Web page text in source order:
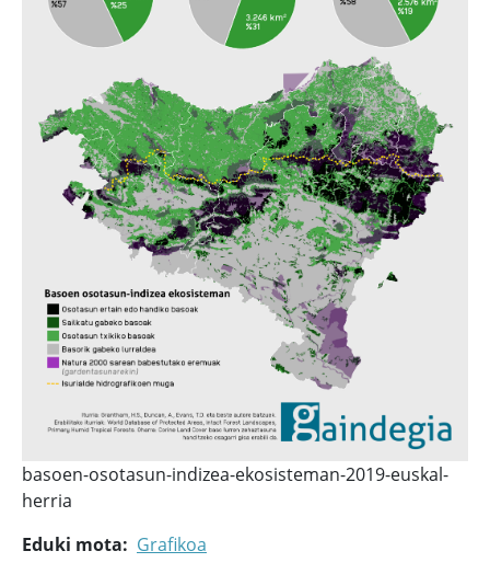
basoen-osotasun-indizea-ekosisteman-2019-euskal-
herria
Eduki mota
Grafikoa